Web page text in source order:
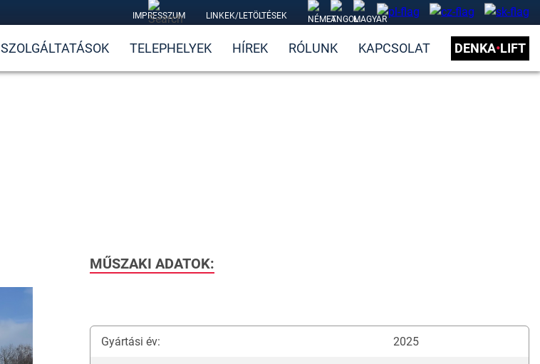
IMPRESSZUM LINKEK/LETÖLTÉSEK
SZOLGÁLTATÁSOK TELEPHELYEK HÍREK RÓLUNK KAPCSOLAT DENKA•LIFT
MŰSZAKI ADATOK:
Gyártási év: 2025